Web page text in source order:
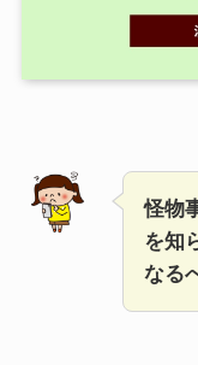
怪物
を知
なる